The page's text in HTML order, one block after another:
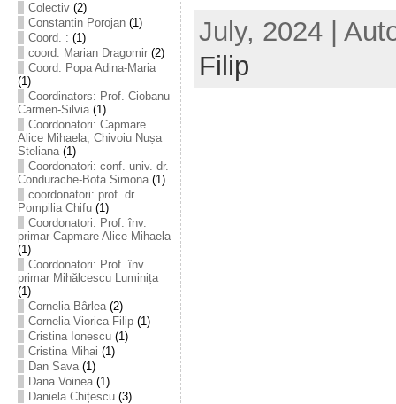
Colectiv(2)
Constantin Porojan(1)
Coord. : (1)
coord. Marian Dragomir(2)
Coord. Popa Adina-Maria
(1)
Coordinators: Prof. Ciobanu
Carmen-Silvia(1)
Coordonatori: Capmare
Alice Mihaela, Chivoiu Nușa
Steliana(1)
Coordonatori: conf. univ. dr.
Condurache-Bota Simona(1)
coordonatori: prof. dr.
Pompilia Chifu(1)
Coordonatori: Prof. înv.
primar Capmare Alice Mihaela
(1)
Coordonatori: Prof. înv.
primar Mihălcescu Luminița
(1)
Cornelia Bârlea(2)
Cornelia Viorica Filip(1)
Cristina Ionescu(1)
Cristina Mihai (1)
Dan Sava(1)
Dana Voinea(1)
Daniela Chițescu(3)
July, 2024 |
Filip